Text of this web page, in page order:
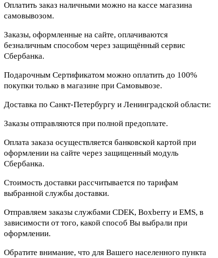
Оплатить заказ наличными можно на кассе магазина
самовывозом.
Заказы, оформленные на сайте, оплачиваются
безналичным способом через защищённый сервис
Сбербанка.
Подарочным Сертификатом можно оплатить до 100%
покупки только в магазине при Самовывозе.
Доставка по Санкт-Петербургу и Ленинградской области:
Заказы отправляются при полной предоплате.
Оплата заказа осуществляется банковской картой при
оформлении на сайте через защищенный модуль
Сбербанка.
Стоимость доставки рассчитывается по тарифам
выбранной службы доставки.
Отправляем заказы службами CDEK, Boxberry и EMS, в
зависимости от того, какой способ Вы выбрали при
оформлении.
Обратите внимание, что для Вашего населенного пункта